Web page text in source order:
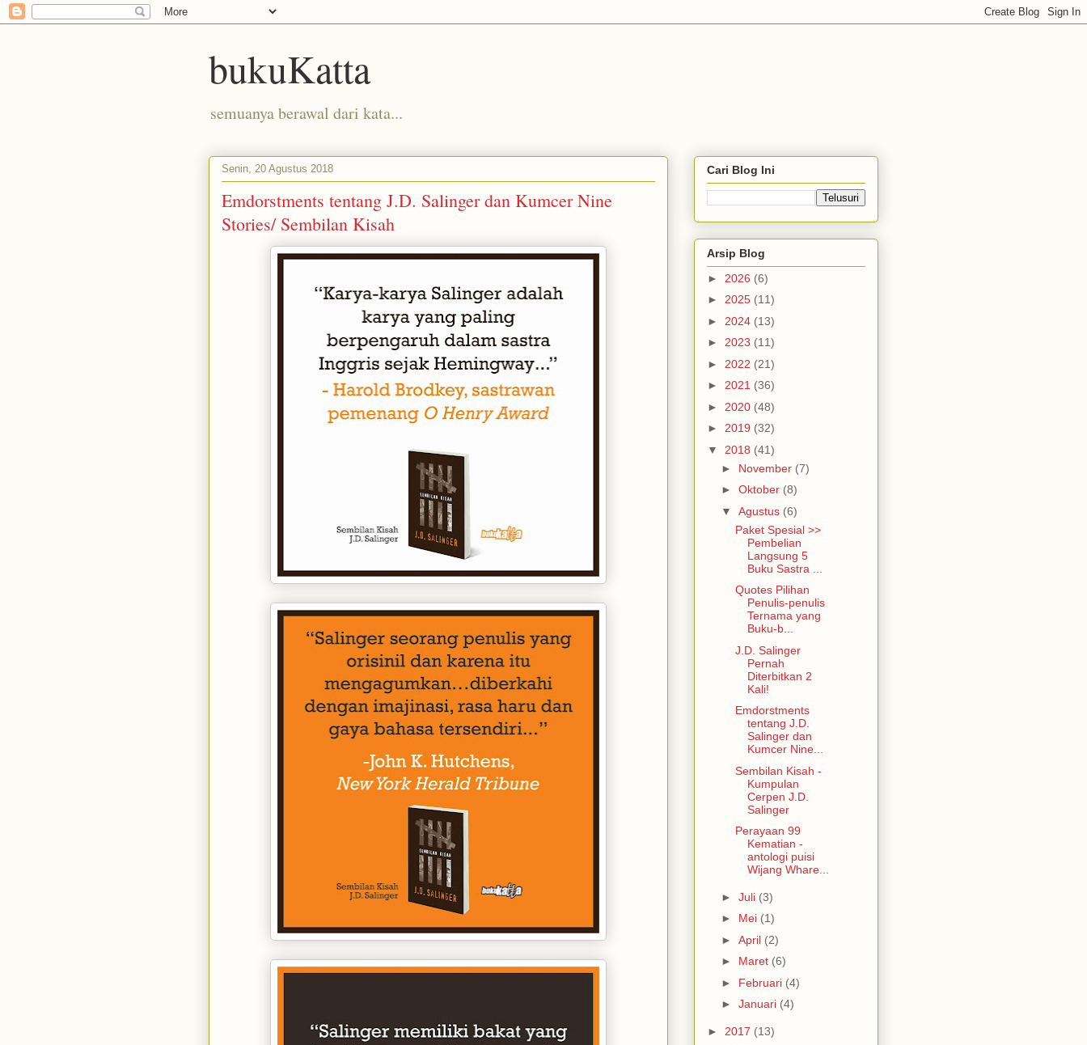
bukuKatta
semuanya berawal dari kata...
Senin, 20 Agustus 2018
Emdorstments tentang J.D. Salinger dan Kumcer Nine
Stories/ Sembilan Kisah
Cari Blog Ini
Arsip Blog
► 2026 (6)
► 2025 (11)
► 2024 (13)
► 2023 (11)
► 2022 (21)
► 2021 (36)
► 2020 (48)
► 2019 (32)
▼ 2018 (41)
► November (7)
► Oktober (8)
▼ Agustus (6)
Paket Spesial >>
Pembelian
Langsung 5
Buku Sastra ...
Quotes Pilihan
Penulis-penulis
Ternama yang
Buku-b...
J.D. Salinger
Pernah
Diterbitkan 2
Kali!
Emdorstments
tentang J.D.
Salinger dan
Kumcer Nine...
Sembilan Kisah -
Kumpulan
Cerpen J.D.
Salinger
Perayaan 99
Kematian -
antologi puisi
Wijang Whare...
► Juli (3)
► Mei (1)
► April (2)
► Maret (6)
► Februari (4)
► Januari (4)
► 2017 (13)